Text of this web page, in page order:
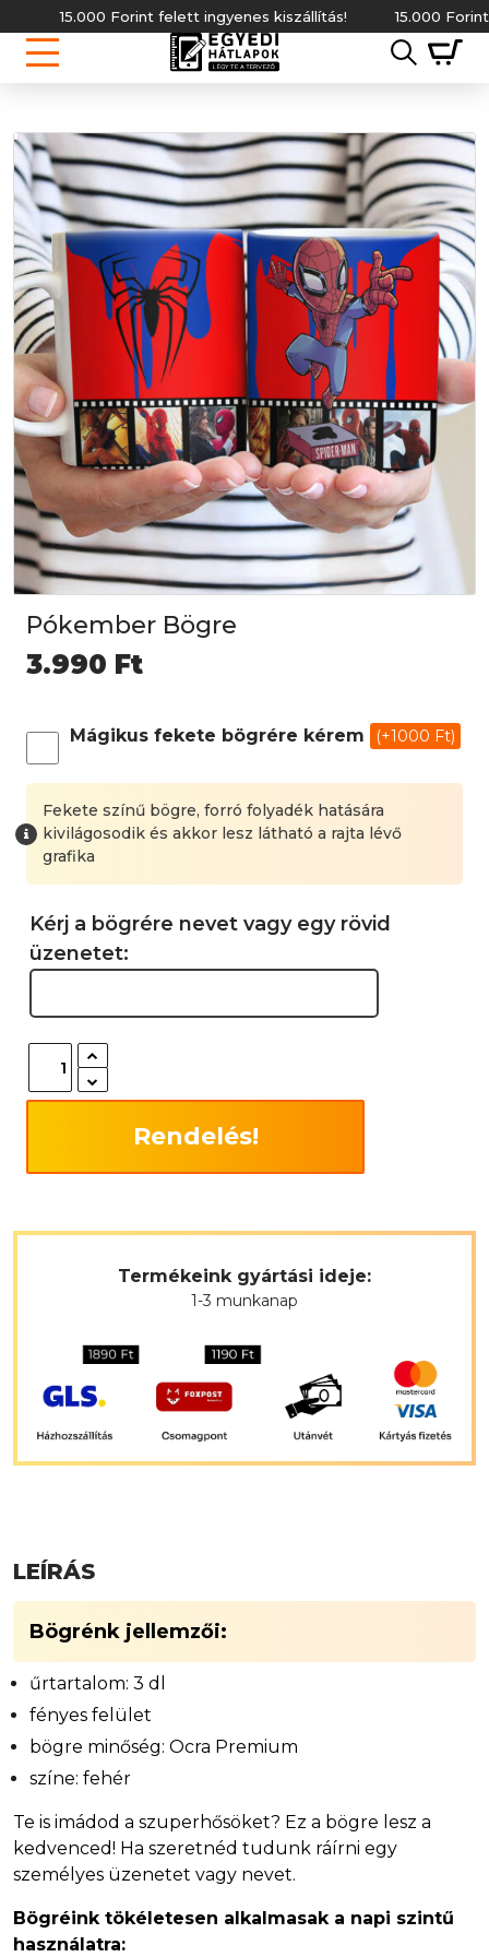
15.000 Forint felett ingyenes kiszállítás! 15.000 Forint
Pókember Bögre
3.990 Ft
Mágikus fekete bögrére kérem (+1000 Ft)
Fekete színű bögre, forró folyadék hatására
kivilágosodik és akkor lesz látható a rajta lévő
grafika
Kérj a bögrére nevet vagy egy rövid
üzenetet:
Rendelés!
Termékeink gyártási ideje:
1-3 munkanap
LEÍRÁS
Bögrénk jellemzői:
űrtartalom: 3 dl
fényes felület
bögre minőség: Ocra Premium
színe: fehér
Te is imádod a szuperhősöket? Ez a bögre lesz a
kedvenced! Ha szeretnéd tudunk ráírni egy
személyes üzenetet vagy nevet.
Bögréink tökéletesen alkalmasak a napi szintű
használatra: